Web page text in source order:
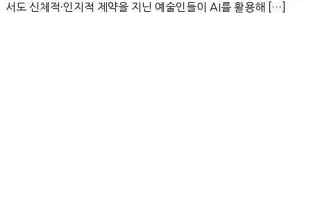
서도 신체적·인지적 제약을 지닌 예술인들이 AI를 활용해 […]